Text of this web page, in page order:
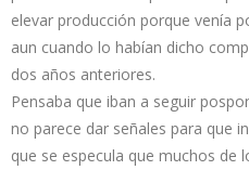
elevar producción porque venía
aun cuando lo habían dicho
dos años anteriores.
Pensaba que iban a seguir
no parece dar señales para que
que se especula que muchos de